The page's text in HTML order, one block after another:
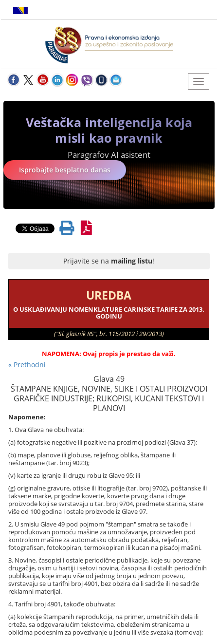
Veštačka inteligencija koja
misli kao pravnik
Paragrafov AI asistent
Isprobajte besplatno danas
Prijavite se na mailing listu!
UREDBA
O USKLAĐIVANJU NOMENKLATURE CARINSKE TARIFE ZA 2013.
GODINU
("Sl. glasnik RS", br. 115/2012 i 29/2013)
NAPOMENA: Ovaj propis je prestao da važi.
« Prethodni
Glava 49
ŠTAMPANE KNJIGE, NOVINE, SLIKE I OSTALI PROIZVODI
GRAFIČKE INDUSTRIJE; RUKOPISI, KUCANI TEKSTOVI I
PLANOVI
Napomene:
1. Ova Glava ne obuhvata:
(a) fotografske negative ili pozitive na prozirnoj podlozi (Glava 37);
(b) mape, planove ili globuse, reljefnog oblika, štampane ili
neštampane (tar. broj 9023);
(v) karte za igranje ili drugu robu iz Glave 95; ili
(g) originalne gravure, otiske ili litografije (tar. broj 9702), poštanske ili
taksene marke, prigodne koverte, koverte prvog dana i druge
proizvode koji se svrstavaju u tar. broj 9704, predmete starina, stare
više od 100 godina i ostale proizvode iz Glave 97.
2. U smislu Glave 49 pod pojmom "štampan" smatra se takođe i
reprodukovan pomoću mašine za umnožavanje, proizveden pod
kontrolom mašine za automatsku obradu podataka, reljefiran,
fotografisan, fotokopiran, termokopiran ili kucan na pisaćoj mašini.
3. Novine, časopisi i ostale periodične publikacije, koje su povezane
drugačije, osim u hartiji i setovi novina, časopisa ili ostalih periodičnih
publikacija, koje imaju više od jednog broja u jednom povezu,
svrstavaju se u tarifni broj 4901, bez obzira da li sadrže ili ne sadrže
reklamni materijal.
4. Tarifni broj 4901, takođe obuhvata:
(a) kolekcije štampanih reprodukcija, na primer, umetničkih dela ili
crteža, sa odgovarajućim tekstovima, obeleženim stranicama u
oblicima podesnim za povezivanje u jednu ili više svezaka (tomova);